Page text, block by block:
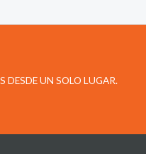
DESDE UN SOLO LUGAR.